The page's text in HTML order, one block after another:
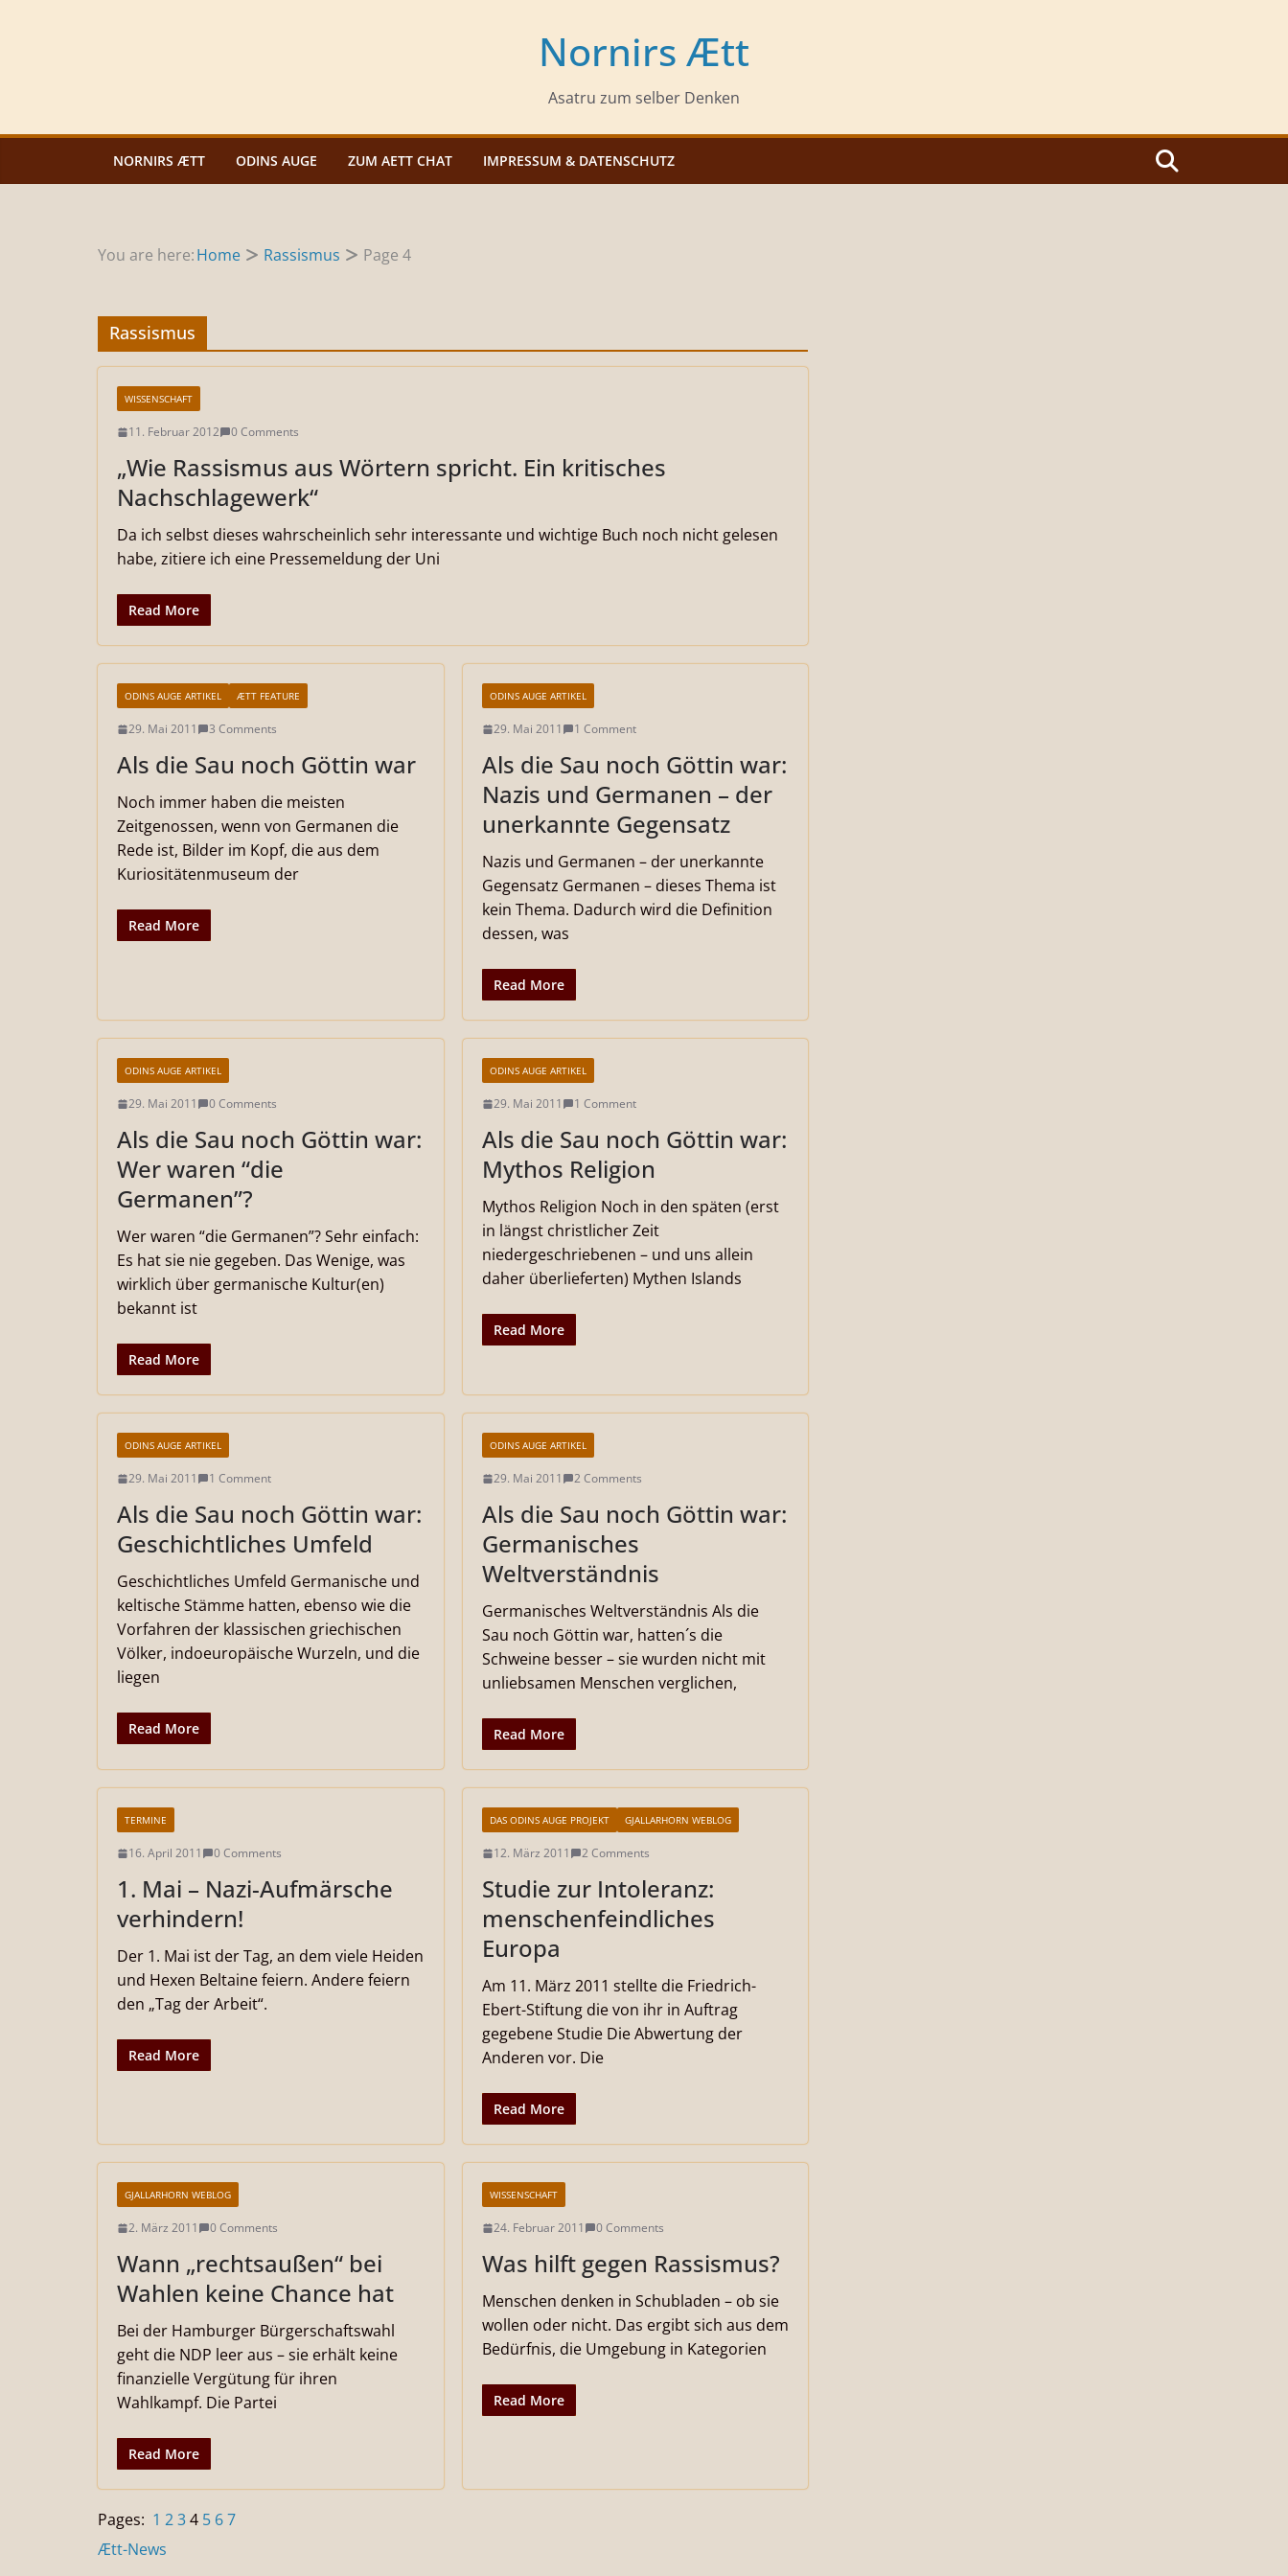
Nornirs Ætt
Asatru zum selber Denken
NORNIRS ÆTT ODINS AUGE ZUM AETT CHAT IMPRESSUM & DATENSCHUTZ
You are here:Home Rassismus Page 4
Rassismus
WISSENSCHAFT
11. Februar 2012 0 Comments
„Wie Rassismus aus Wörtern spricht. Ein kritisches
Nachschlagewerk“
Da ich selbst dieses wahrscheinlich sehr interessante und wichtige Buch noch nicht gelesen
habe, zitiere ich eine Pressemeldung der Uni
Read More
ODINS AUGE ARTIKEL ÆTT FEATURE
29. Mai 2011 3 Comments
Als die Sau noch Göttin war
Noch immer haben die meisten
Zeitgenossen, wenn von Germanen die
Rede ist, Bilder im Kopf, die aus dem
Kuriositätenmuseum der
Read More
ODINS AUGE ARTIKEL
29. Mai 2011 1 Comment
Als die Sau noch Göttin war:
Nazis und Germanen – der
unerkannte Gegensatz
Nazis und Germanen – der unerkannte
Gegensatz Germanen – dieses Thema ist
kein Thema. Dadurch wird die Definition
dessen, was
Read More
ODINS AUGE ARTIKEL
29. Mai 2011 0 Comments
Als die Sau noch Göttin war:
Wer waren “die
Germanen”?
Wer waren “die Germanen”? Sehr einfach:
Es hat sie nie gegeben. Das Wenige, was
wirklich über germanische Kultur(en)
bekannt ist
Read More
ODINS AUGE ARTIKEL
29. Mai 2011 1 Comment
Als die Sau noch Göttin war:
Mythos Religion
Mythos Religion Noch in den späten (erst
in längst christlicher Zeit
niedergeschriebenen – und uns allein
daher überlieferten) Mythen Islands
Read More
ODINS AUGE ARTIKEL
29. Mai 2011 1 Comment
Als die Sau noch Göttin war:
Geschichtliches Umfeld
Geschichtliches Umfeld Germanische und
keltische Stämme hatten, ebenso wie die
Vorfahren der klassischen griechischen
Völker, indoeuropäische Wurzeln, und die
liegen
Read More
ODINS AUGE ARTIKEL
29. Mai 2011 2 Comments
Als die Sau noch Göttin war:
Germanisches
Weltverständnis
Germanisches Weltverständnis Als die
Sau noch Göttin war, hatten´s die
Schweine besser – sie wurden nicht mit
unliebsamen Menschen verglichen,
Read More
TERMINE
16. April 2011 0 Comments
1. Mai – Nazi-Aufmärsche
verhindern!
Der 1. Mai ist der Tag, an dem viele Heiden
und Hexen Beltaine feiern. Andere feiern
den „Tag der Arbeit“.
Read More
DAS ODINS AUGE PROJEKT GJALLARHORN WEBLOG
12. März 2011 2 Comments
Studie zur Intoleranz:
menschenfeindliches
Europa
Am 11. März 2011 stellte die Friedrich-
Ebert-Stiftung die von ihr in Auftrag
gegebene Studie Die Abwertung der
Anderen vor. Die
Read More
GJALLARHORN WEBLOG
2. März 2011 0 Comments
Wann „rechtsaußen“ bei
Wahlen keine Chance hat
Bei der Hamburger Bürgerschaftswahl
geht die NDP leer aus – sie erhält keine
finanzielle Vergütung für ihren
Wahlkampf. Die Partei
Read More
WISSENSCHAFT
24. Februar 2011 0 Comments
Was hilft gegen Rassismus?
Menschen denken in Schubladen – ob sie
wollen oder nicht. Das ergibt sich aus dem
Bedürfnis, die Umgebung in Kategorien
Read More
Pages: 1 234 5 67
Ætt-News